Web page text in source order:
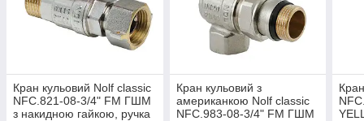
Кран кульовий Nolf classic
NFC.821-08-3/4" FM ГШМ
з накидною гайкою, ручка
Кран кульовий з
американкою Nolf classic
NFC.983-08-3/4" FM ГШМ